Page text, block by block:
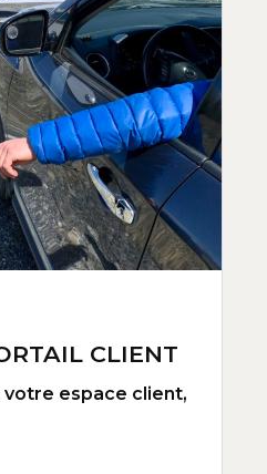
CLIENT
votre espace client,